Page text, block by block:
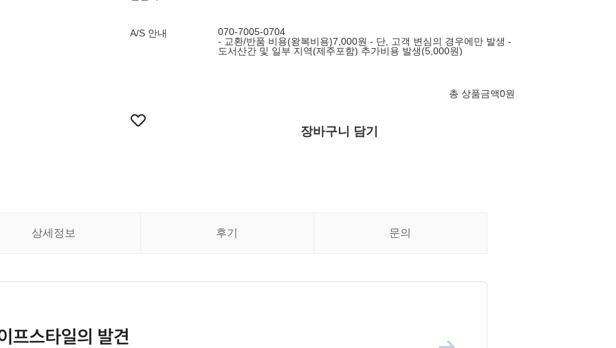
A/S 안내
070-7005-0704
- 교환/반품 비용(왕복비용)7,000원 - 단, 고객 변심의 경우에만 발생 -
도서산간 및 일부 지역(제주포함) 추가비용 발생(5,000원)
총 상품금액0원
장바구니 담기
상세정보 후기 문의